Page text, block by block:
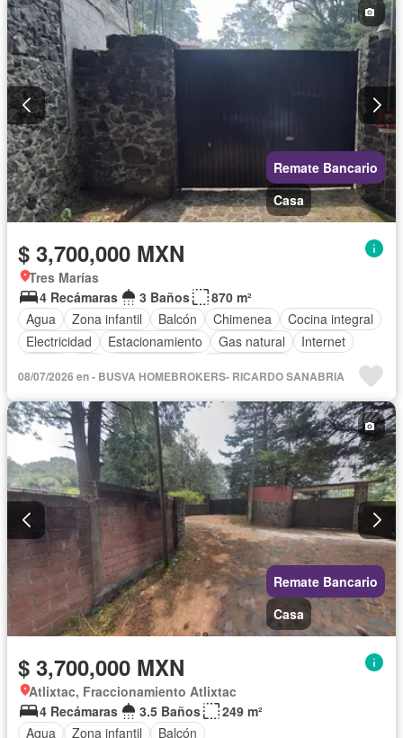
Remate Bancario
Casa
$ 3,700,000 MXN
Tres Marías
4 Recámaras
3 Baños
870 m²
Agua
Zona infantil Balcón Chimenea
Cocina integral
Electricidad
Estacionamiento Gas natural
Internet
08/07/2026 en - BUSVA HOMEBROKERS- RICARDO SANABRIA
Remate Bancario
Casa
$ 3,700,000 MXN
Atlixtac, Fraccionamiento Atlixtac
4 Recámaras
3.5 Baños
249 m²
Agua
Zona infantil
Balcón